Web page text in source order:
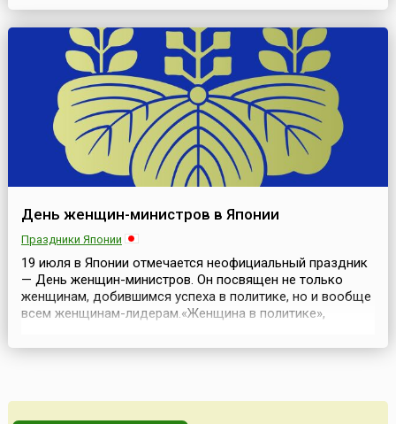
собираются вместе на специальный ритуальный обед.
Режут скот, готовят специальные пампушки. Жгут бумагу
и благовония. Этот праздник называют...
День женщин-министров в Японии
Праздники Японии
19 июля в Японии отмечается неофициальный праздник
— День женщин-министров. Он посвящен не только
женщинам, добившимся успеха в политике, но и вообще
всем женщинам-лидерам.«Женщина в политике»,
в современном обществе воспринимаются естественно